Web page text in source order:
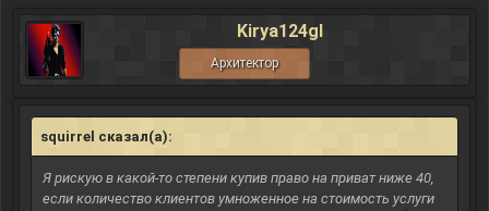
Kirya124gl
Архитектор
squirrel сказал(а):
Я рискую в какой-то степени купив право на приват ниже 40,
если количество клиентов умноженное на стоимость услуги